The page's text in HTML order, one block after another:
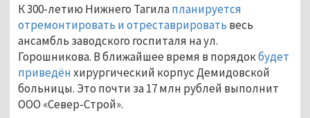
К 300-летию Нижнего Тагилапланируется
отремонтировать и отреставрировать весь
ансамбль заводского госпиталя на ул.
Горошникова. В ближайшее время в порядокбудет
приведёнхирургический корпус Демидовской
больницы. Это почти за 17 млн рублей выполнит
ООО «Север-Строй».